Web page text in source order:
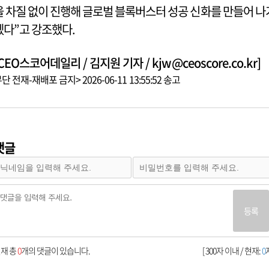
차질 없이 진행해 글로벌 블록버스터 성공 신화를 만들어 나
다”고 강조했다.
스코어데일리 / 김지원 기자 / kjw@ceoscore.co.kr]
전재-재배포 금지> 2026-06-11 13:55:52 송고
글
등록
[ 300자 이내 / 현재:0
총0개의 댓글이 있습니다.